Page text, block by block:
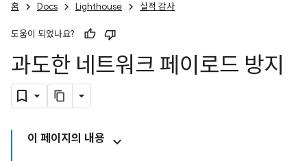
홈 Docs Lighthouse 실적 감사
도움이 되었나요?
과도한 네트워크 페이로드 방지
이 페이지의 내용